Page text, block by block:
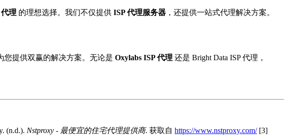
理 的理想选择。我们不仅提供 ISP 代理服务器 ，还提供一站式代理解决方案。
您提供双赢的解决方案。无论是 Oxylabs ISP 代理 还是 Bright Data ISP 代理，
(n.d.). Nstproxy - 最便宜的住宅代理提供商. 获取自 https://www.nstproxy.com/[3]